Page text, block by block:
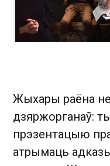
Жыхары раёна
дзяржорганаў:
прэзентацыю
атрымаць